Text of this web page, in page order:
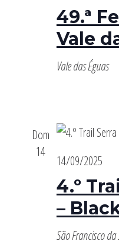
49.ª
Vale
Vale das Éguas
Dom
14
4.º
–
14/09/2025
São Francisco da